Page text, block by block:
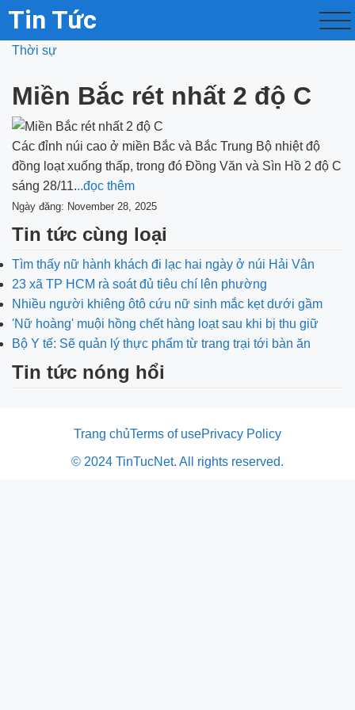
Tin Tức
Thời sự
Miền Bắc rét nhất 2 độ C
Các đỉnh núi cao ở miền Bắc và Bắc Trung Bộ nhiệt độ
đồng loạt xuống thấp, trong đó Đồng Văn và Sìn Hồ 2 độ C
sáng 28/11...đọc thêm
Ngày đăng: November 28, 2025
Tin tức cùng loại
Tìm thấy nữ hành khách đi lạc hai ngày ở núi Hải Vân
23 xã TP HCM rà soát đủ tiêu chí lên phường
Nhiều người khiêng ôtô cứu nữ sinh mắc kẹt dưới gầm
'Nữ hoàng' muội hồng chết hàng loạt sau khi bị thu giữ
Bộ Y tế: Sẽ quản lý thực phẩm từ trang trại tới bàn ăn
Tin tức nóng hổi
Trang chủTerms of usePrivacy Policy
© 2024 TinTucNet. All rights reserved.